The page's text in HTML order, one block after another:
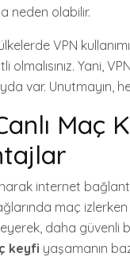
neden olabilir.
VPN
olmalısınız. Yani,
var. Unutmayın,
Maç
internet
maç
daha
keyfi yaşamanın